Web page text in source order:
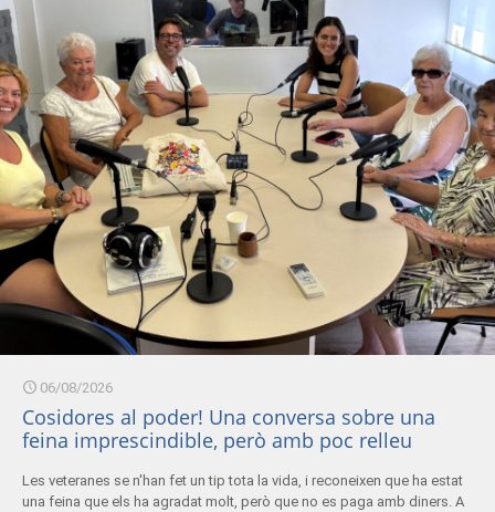
06/08/2026
Cosidores al poder! Una conversa sobre una
feina imprescindible, però amb poc relleu
Les veteranes se n'han fet un tip tota la vida, i reconeixen que ha estat
una feina que els ha agradat molt, però que no es paga amb diners. A